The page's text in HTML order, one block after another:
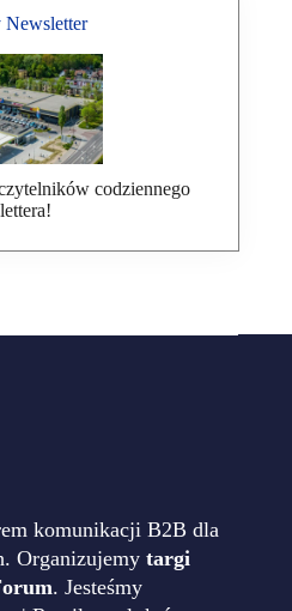
Newsletter
codziennego
komunikacji B2B dla
Organizujemy targi
. Jesteśmy